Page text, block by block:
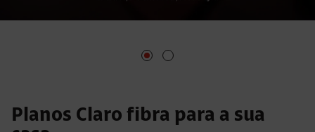
Planos Claro fibra para a sua